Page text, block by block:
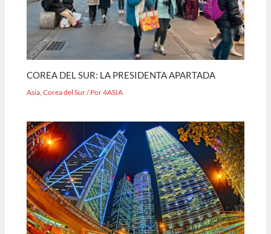
COREA DEL SUR: LA PRESIDENTA APARTADA
Asia ,Corea del Sur/ Por4ASIA